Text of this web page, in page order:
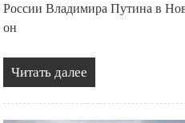
России Владимира Путина в
он
Читать далее